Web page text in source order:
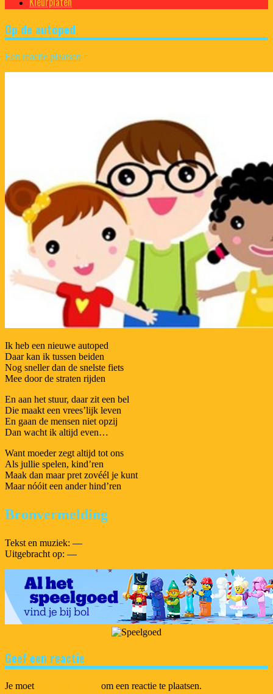
Op de autoped
Een reactie plaatsen
Ik heb een nieuwe autoped
Daar kan ik tussen beiden
Nog sneller dan de snelste fiets
Mee door de straten rijden
En aan het stuur, daar zit een bel
Die maakt een vrees’lijk leven
En gaan de mensen niet opzij
Dan wacht ik altijd even…
Want moeder zegt altijd tot ons
Als jullie spelen, kind’ren
Maak dan maar pret zovéél je kunt
Maar nóóit een ander hind’ren
Bronvermelding
Tekst en muziek: —
Uitgebracht op: —
Geef een reactie
Je moet om een reactie te plaatsen.